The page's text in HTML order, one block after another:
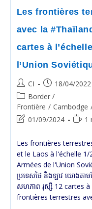
000
Les frontières
avec la
cartes à
l’Union
Post
author:
CI
Post
published:
18/04/2022
Post
category:
Border /
Frontière / Cambodge
Post
modified:
01/09/2024 1
Les frontières
et le Laos à l'échelle 1/
Armées de l'Union
ប្រទេសថៃ និងឡាវ យោងតាម
សហភាព រុស្សី 12 cartes à
frontières terrestres